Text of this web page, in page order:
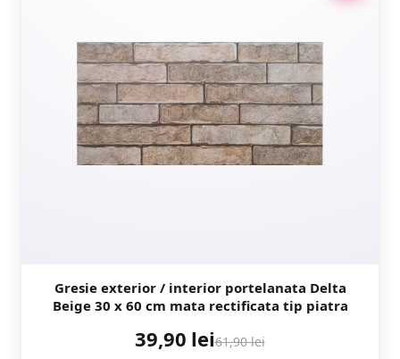
Gresie exterior / interior portelanata Delta
Beige 30 x 60 cm mata rectificata tip piatra
39,90 lei61,90 lei